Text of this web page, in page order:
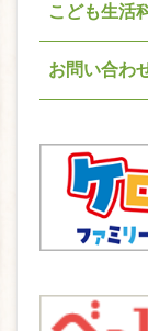
こども生活
お問い合わ